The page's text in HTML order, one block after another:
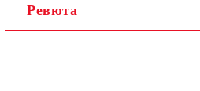
Ревюта